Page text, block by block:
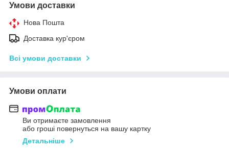
Умови доставки
Нова Пошта
Доставка кур'єром
Всі умови доставки
Умови оплати
Ви отримаєте замовлення
або гроші повернуться на вашу картку
Детальніше